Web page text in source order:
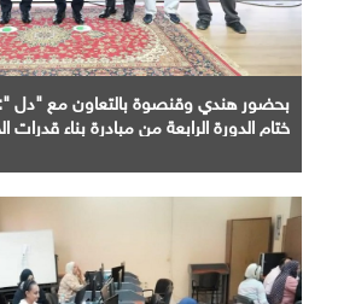
ختام الدورة الرابعة من مبادرة بناء